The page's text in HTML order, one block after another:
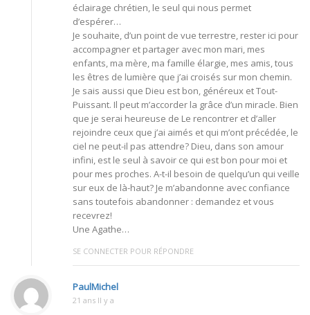
éclairage chrétien, le seul qui nous permet
d’espérer…
Je souhaite, d’un point de vue terrestre, rester ici pour
accompagner et partager avec mon mari, mes
enfants, ma mère, ma famille élargie, mes amis, tous
les êtres de lumière que j’ai croisés sur mon chemin.
Je sais aussi que Dieu est bon, généreux et Tout-
Puissant. Il peut m’accorder la grâce d’un miracle. Bien
que je serai heureuse de Le rencontrer et d’aller
rejoindre ceux que j’ai aimés et qui m’ont précédée, le
ciel ne peut-il pas attendre? Dieu, dans son amour
infini, est le seul à savoir ce qui est bon pour moi et
pour mes proches. A-t-il besoin de quelqu’un qui veille
sur eux de là-haut? Je m’abandonne avec confiance
sans toutefois abandonner : demandez et vous
recevrez!
Une Agathe…
SE CONNECTER POUR RÉPONDRE
PaulMichel
21 ans Il y a